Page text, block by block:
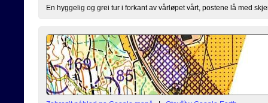
En hyggelig og grei tur i forkant av vårløpet vårt, postene lå med